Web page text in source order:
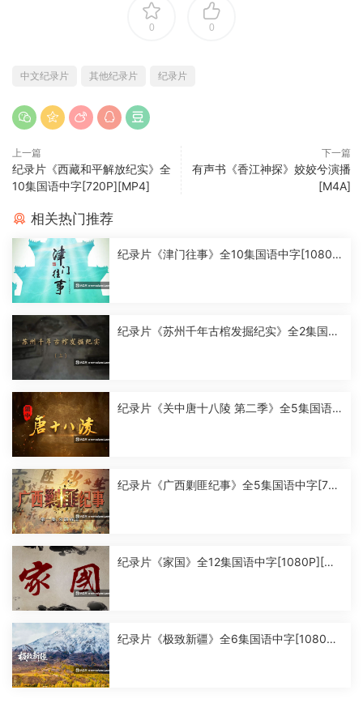
0 0
中文纪录片 其他纪录片 纪录片
上一篇
纪录片《西藏和平解放纪实》全
10集国语中字[720P][MP4]
下一篇
有声书《香江神探》姣姣兮演播
[M4A]
相关热门推荐
纪录片《津门往事》全10集国语中字[1080
纪录片《苏州千年古棺发掘纪实》全2集国语
纪录片《关中唐十八陵 第二季》全5集国语
纪录片《广西剿匪纪事》全5集国语中字[720
纪录片《家国》全12集国语中字[1080P][MP
纪录片《极致新疆》全6集国语中字[1080P]